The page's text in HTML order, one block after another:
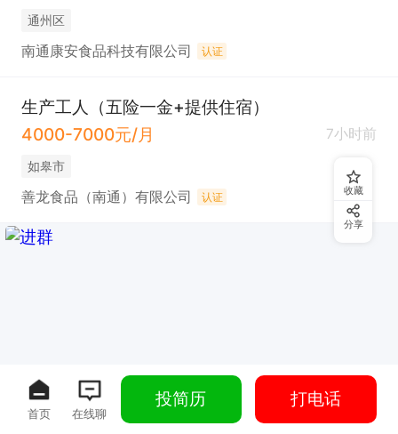
通州区
南通康安食品科技有限公司 认证
生产工人（五险一金+提供住宿）
4000-7000元/月
7小时前
如皋市
善龙食品（南通）有限公司 认证 收藏
分享
首页 在线聊
投简历 打电话